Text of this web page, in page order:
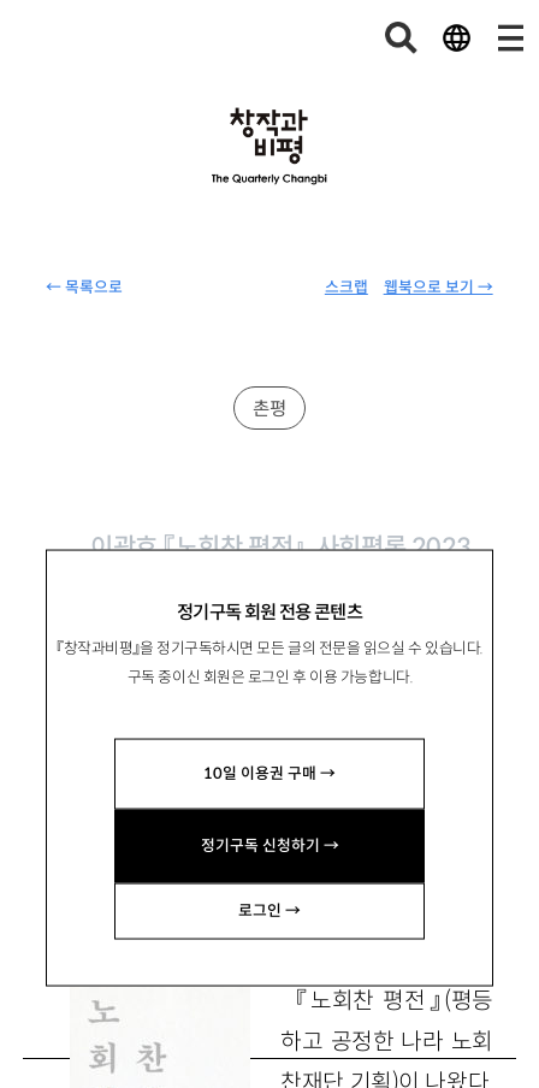
← 목록으로 웹북으로 보기 →
스크랩
정기구독 회원 전용 콘텐츠
『창작과비평』을 정기구독하시면 모든 글의 전문을 읽으실 수 있습니다.
구독 중이신 회원은 로그인 후 이용 가능합니다.
10일 이용권 구매 →
정기구독 신청하기 →
로그인 →
촌평
이광호 『노회찬 평전』, 사회평론 2023
너는 그들에게 한번이라도 희망이 된 적
있느냐
카이스트 문술미래전략대학원 연구조교수
yzeroup@hanmail.net
『노회찬 평전』(평등
하고 공정한 나라 노회
찬재단 기획)이 나왔다.